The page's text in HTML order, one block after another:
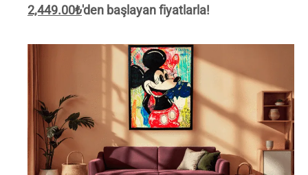
2,449.00₺'den başlayan fiyatlarla!